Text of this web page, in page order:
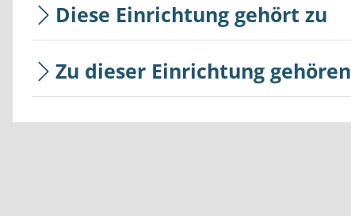
Diese Einrichtung gehört zu
Zu dieser Einrichtung gehören